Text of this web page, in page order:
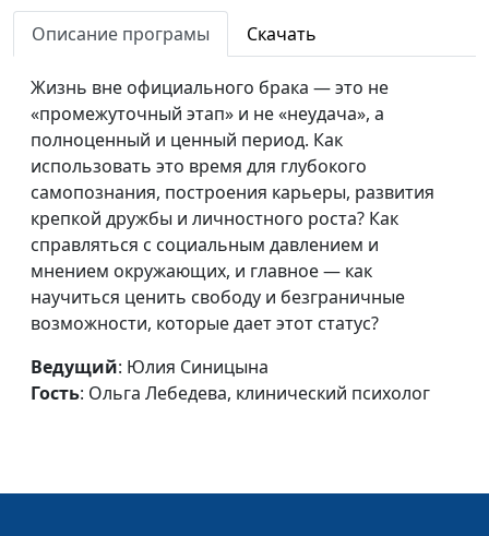
подростков
Юлия Синицына,
Ольга Лебедева,
клинический
психолог
#877
выскочувствительности?
Юлия Синицына,
Ольга Лебедева,
клинический
психолог
Как понять
высокочувствительного
ребенка
Юлия Синицына,
Ольга Лебедева,
Описание програмы Скачать
Жизнь вне официального брака — это не
«промежуточный этап» и не «неудача», а
полноценный и ценный период. Как
использовать это время для глубокого
самопознания, построения карьеры, развития
крепкой дружбы и личностного роста? Как
справляться с социальным давлением и
мнением окружающих, и главное — как
научиться ценить свободу и безграничные
возможности, которые дает этот статус?
Ведущий: Юлия Синицына
Гость: Ольга Лебедева, клинический психолог